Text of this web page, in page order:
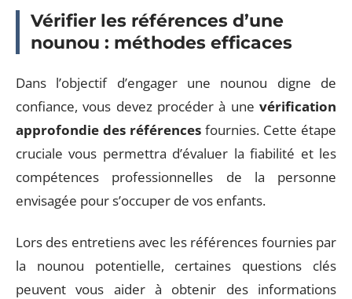
Vérifier les références d’une
nounou : méthodes efficaces
Dans l’objectif d’engager une nounou digne de
confiance, vous devez procéder à une vérification
approfondie des références fournies. Cette étape
cruciale vous permettra d’évaluer la fiabilité et les
compétences professionnelles de la personne
envisagée pour s’occuper de vos enfants.
Lors des entretiens avec les références fournies par
la nounou potentielle, certaines questions clés
peuvent vous aider à obtenir des informations